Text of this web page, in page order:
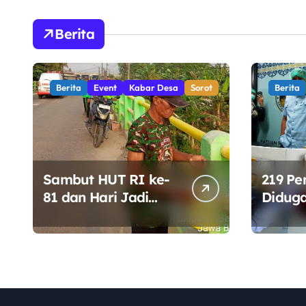
Jembatan CBL
Berita
Berita Event Kabar Desa Sorot
Sambut HUT RI ke-
81 dan Hari Jadi
ke-76, Pemdes
Jembatan CBL
Berita
219